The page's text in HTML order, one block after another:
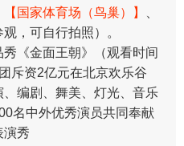
【国家体育场（鸟巢）】
观，可自行拍照）。
《金面王朝》（观看时间
斥资2亿元在北京欢乐谷
编剧、舞美、灯光、音乐
名中外优秀演员共同奉献
演秀